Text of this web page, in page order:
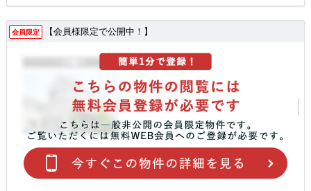
会員限定 【会員様限定で公開中！】